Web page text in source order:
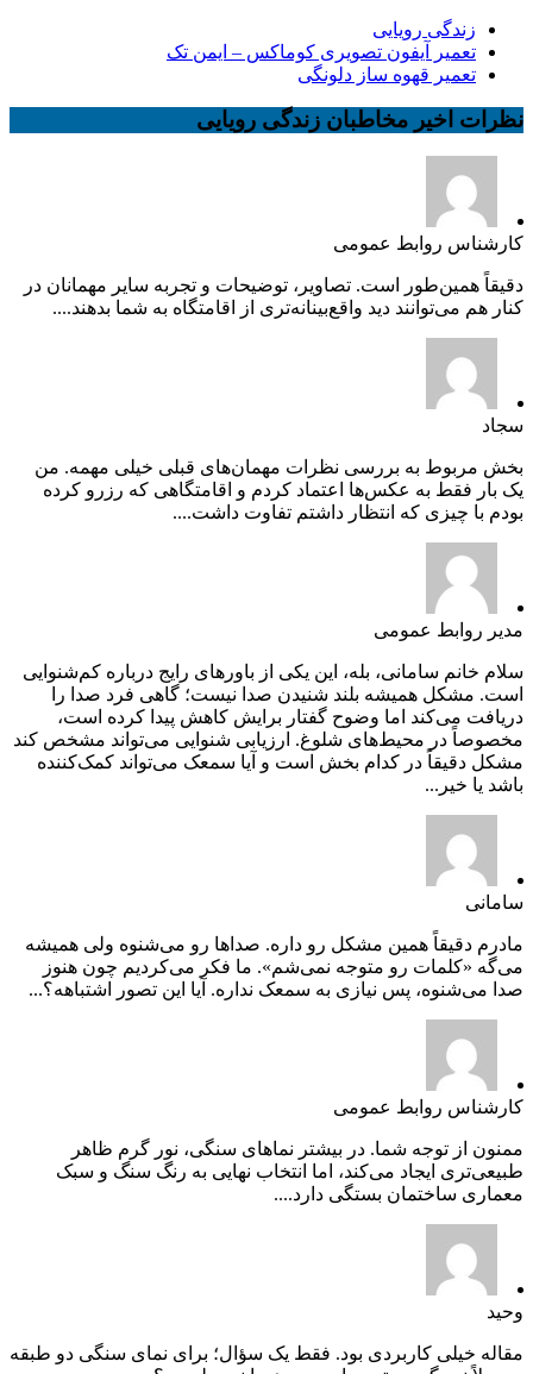
زندگی رویایی
تعمیر آیفون تصویری کوماکس – ایمن تک
تعمیر قهوه ساز دلونگی
نظرات اخیر مخاطبان زندگی رویایی
کارشناس روابط عمومی
دقیقاً همین‌طور است. تصاویر، توضیحات و تجربه سایر مهمانان در
کنار هم می‌توانند دید واقع‌بینانه‌تری از اقامتگاه به شما بدهند....
سجاد
بخش مربوط به بررسی نظرات مهمان‌های قبلی خیلی مهمه. من
یک بار فقط به عکس‌ها اعتماد کردم و اقامتگاهی که رزرو کرده
بودم با چیزی که انتظار داشتم تفاوت داشت....
مدیر روابط عمومی
سلام خانم سامانی، بله، این یکی از باورهای رایج درباره کم‌شنوایی
است. مشکل همیشه بلند شنیدن صدا نیست؛ گاهی فرد صدا را
دریافت می‌کند اما وضوح گفتار برایش کاهش پیدا کرده است،
مخصوصاً در محیط‌های شلوغ. ارزیابی شنوایی می‌تواند مشخص کند
مشکل دقیقاً در کدام بخش است و آیا سمعک می‌تواند کمک‌کننده
باشد یا خیر...
سامانی
مادرم دقیقاً همین مشکل رو داره. صداها رو می‌شنوه ولی همیشه
می‌گه «کلمات رو متوجه نمی‌شم». ما فکر می‌کردیم چون هنوز
صدا می‌شنوه، پس نیازی به سمعک نداره. آیا این تصور اشتباهه؟...
کارشناس روابط عمومی
ممنون از توجه شما. در بیشتر نماهای سنگی، نور گرم ظاهر
طبیعی‌تری ایجاد می‌کند، اما انتخاب نهایی به رنگ سنگ و سبک
معماری ساختمان بستگی دارد....
وحید
مقاله خیلی کاربردی بود. فقط یک سؤال؛ برای نمای سنگی دو طبقه